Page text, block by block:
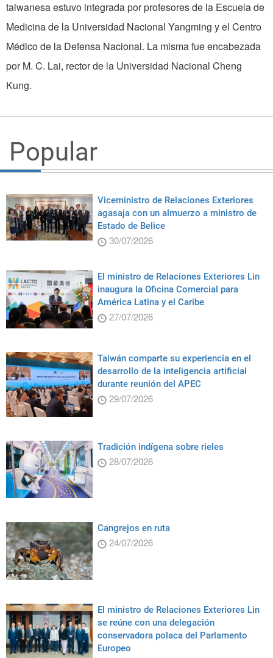
taiwanesa estuvo integrada por profesores de la Escuela de
Medicina de la Universidad Nacional Yangming y el Centro
Médico de la Defensa Nacional. La misma fue encabezada
por M. C. Lai, rector de la Universidad Nacional Cheng
Kung.
Popular
Viceministro de Relaciones Exteriores
agasaja con un almuerzo a ministro de
Estado de Belice
30/07/2026
El ministro de Relaciones Exteriores Lin
inaugura la Oficina Comercial para
América Latina y el Caribe
27/07/2026
Taiwán comparte su experiencia en el
desarrollo de la inteligencia artificial
durante reunión del APEC
29/07/2026
Tradición indígena sobre rieles
28/07/2026
Cangrejos en ruta
24/07/2026
El ministro de Relaciones Exteriores Lin
se reúne con una delegación
conservadora polaca del Parlamento
Europeo